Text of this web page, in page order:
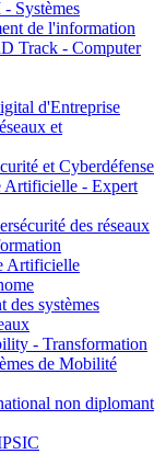
Systèmes
de l'information
Track - Computer
d'Entreprise
et
et Cyberdéfense
- Expert
des réseaux
Artificielle
des systèmes
- Transformation
de Mobilité
non diplomant